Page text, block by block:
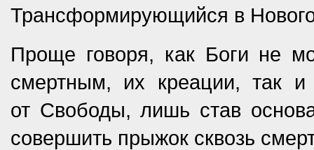
Трансформирующийся в
Проще говоря, как Боги не
смертным, их креации, так и
от Свободы, лишь став
совершить прыжок сквозь